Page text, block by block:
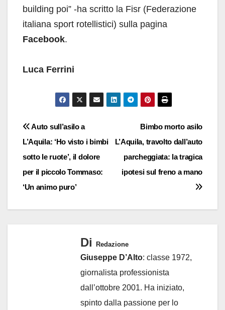
building poi” -ha scritto la Fisr (Federazione
italiana sport rotellistici) sulla pagina
Facebook.
Luca Ferrini
Navigazione
articoli
Bimbo morto asilo
L’Aquila, travolto dall’auto
parcheggiata: la tragica
ipotesi sul freno a mano
Auto sull’asilo a
L’Aquila: ‘Ho visto i bimbi
sotto le ruote’, il dolore
per il piccolo Tommaso:
‘Un animo puro’
Di Redazione
Giuseppe D’Alto: classe 1972,
giornalista professionista
dall’ottobre 2001. Ha iniziato,
spinto dalla passione per lo